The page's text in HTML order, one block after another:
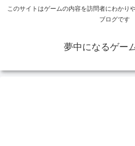
このサイトはゲームの内容を訪問者にわかり
ブログです
夢中になるゲー